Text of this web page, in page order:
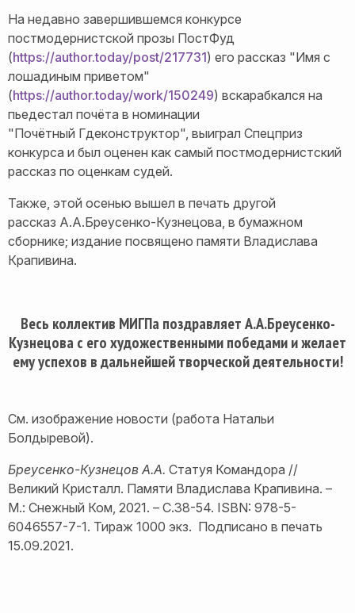
На недавно завершившемся конкурсе
постмодернистской прозы ПостФуд
(https://author.today/post/217731) его рассказ "Имя с
лошадиным приветом"
(https://author.today/work/150249) вскарабкался на
пьедестал почёта в номинации
"Почётный Гдеконструктор", выиграл Спецприз
конкурса и был оценен как самый постмодернистский
рассказ по оценкам судей.
Также, этой осенью вышел в печать другой
рассказ А.А.Бреусенко-Кузнецова, в бумажном
сборнике; издание посвящено памяти Владислава
Крапивина.
Весь коллектив МИГПа поздравляет А.А.Бреусенко-
Кузнецова с его художественными победами и желает
ему успехов в дальнейшей творческой деятельности!
См. изображение новости (работа Натальи
Болдыревой).
Бреусенко-Кузнецов А.А. Статуя Командора //
Великий Кристалл. Памяти Владислава Крапивина. –
М.: Снежный Ком, 2021. – С.38-54. ISBN: 978-5-
6046557-7-1. Тираж 1000 экз. Подписано в печать
15.09.2021.